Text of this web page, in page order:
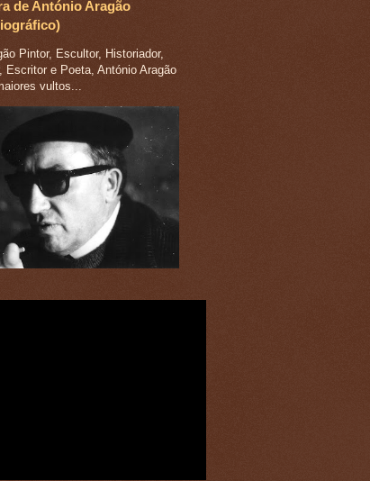
de António Aragão
Pintor, Escultor, Historiador,
Escritor e Poeta, António Aragão
vultos...